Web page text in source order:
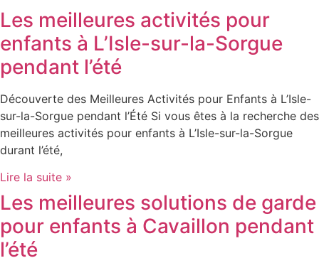
Les meilleures activités pour
enfants à L’Isle-sur-la-Sorgue
pendant l’été
Découverte des Meilleures Activités pour Enfants à L’Isle-
sur-la-Sorgue pendant l’Été Si vous êtes à la recherche des
meilleures activités pour enfants à L’Isle-sur-la-Sorgue
durant l’été,
Lire la suite »
Les meilleures solutions de garde
pour enfants à Cavaillon pendant
l’été